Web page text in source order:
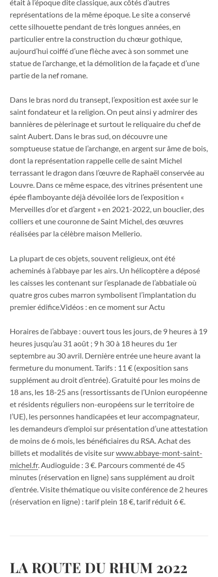
était à l’époque dite classique, aux côtés d’autres
représentations de la même époque. Le site a conservé
cette silhouette pendant de très longues années, en
particulier entre la construction du chœur gothique,
aujourd’hui coiffé d’une flèche avec à son sommet une
statue de l’archange, et la démolition de la façade et d’une
partie de la nef romane.
Dans le bras nord du transept, l’exposition est axée sur le
saint fondateur et la religion. On peut ainsi y admirer des
bannières de pèlerinage et surtout le reliquaire du chef de
saint Aubert. Dans le bras sud, on découvre une
somptueuse statue de l’archange, en argent sur âme de bois,
dont la représentation rappelle celle de saint Michel
terrassant le dragon dans l’œuvre de Raphaël conservée au
Louvre. Dans ce même espace, des vitrines présentent une
épée flamboyante déjà dévoilée lors de l’exposition «
Merveilles d’or et d’argent » en 2021-2022, un bouclier, des
colliers et une couronne de Saint Michel, des œuvres
réalisées par la célèbre maison Mellerio.
La plupart de ces objets, souvent religieux, ont été
acheminés à l’abbaye par les airs. Un hélicoptère a déposé
les caisses les contenant sur l’esplanade de l’abbatiale où
quatre gros cubes marron symbolisent l’implantation du
premier édifice.Vidéos : en ce moment sur Actu
Horaires de l’abbaye : ouvert tous les jours, de 9 heures à 19
heures jusqu’au 31 août ; 9 h 30 à 18 heures du 1er
septembre au 30 avril. Dernière entrée une heure avant la
fermeture du monument. Tarifs : 11 € (exposition sans
supplément au droit d’entrée). Gratuité pour les moins de
18 ans, les 18-25 ans (ressortissants de l’Union européenne
et résidents réguliers non-européens sur le territoire de
l’UE), les personnes handicapées et leur accompagnateur,
les demandeurs d’emploi sur présentation d’une attestation
de moins de 6 mois, les bénéficiaires du RSA. Achat des
billets et modalités de visite surwww.abbaye-mont-saint-
michel.fr. Audioguide : 3 €. Parcours commenté de 45
minutes (réservation en ligne) sans supplément au droit
d’entrée. Visite thématique ou visite conférence de 2 heures
(réservation en ligne) : tarif plein 18 €, tarif réduit 6 €.
LA ROUTE DU RHUM 2022